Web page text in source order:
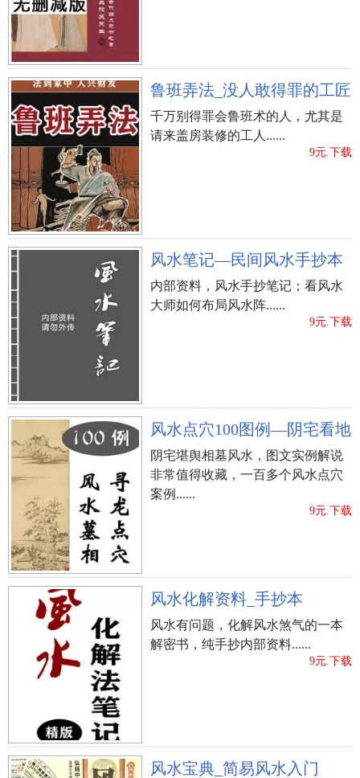
鲁班弄法_没人敢得罪的工匠
千万别得罪会鲁班术的人，尤其是
请来盖房装修的工人......
9元.下载
风水笔记—民间风水手抄本
内部资料，风水手抄笔记；看风水
大师如何布局风水阵......
9元.下载
风水点穴100图例—阴宅看地
阴宅堪舆相墓风水，图文实例解说
非常值得收藏，一百多个风水点穴
案例......
9元.下载
风水化解资料_手抄本
风水有问题，化解风水煞气的一本
解密书，纯手抄内部资料......
9元.下载
风水宝典_简易风水入门